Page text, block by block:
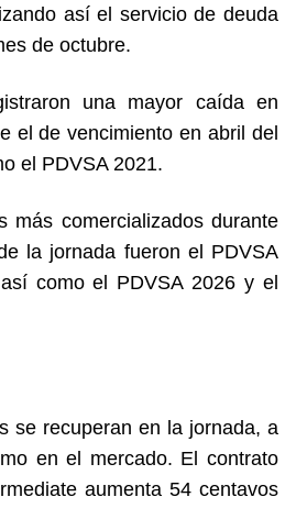
así el servicio de deuda
de octubre.
una mayor caída en
el de vencimiento en abril del
el PDVSA 2021.
más comercializados durante
la jornada fueron el PDVSA
como el PDVSA 2026 y el
se recuperan en la jornada, a
en el mercado. El contrato
aumenta 54 centavos